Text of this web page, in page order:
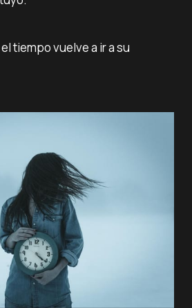
tiempo vuelve a ir a su